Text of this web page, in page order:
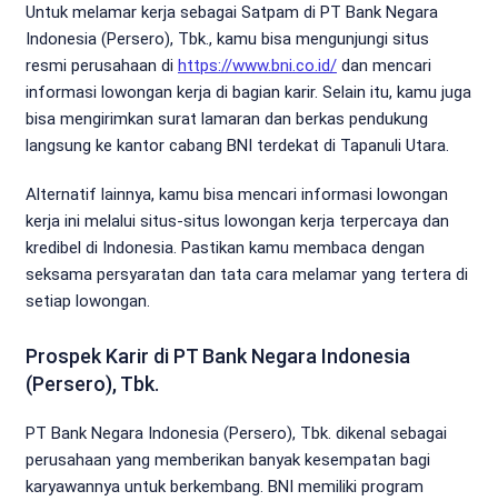
Untuk melamar kerja sebagai Satpam di PT Bank Negara
Indonesia (Persero), Tbk., kamu bisa mengunjungi situs
resmi perusahaan di https://www.bni.co.id/ dan mencari
informasi lowongan kerja di bagian karir. Selain itu, kamu juga
bisa mengirimkan surat lamaran dan berkas pendukung
langsung ke kantor cabang BNI terdekat di Tapanuli Utara.
Alternatif lainnya, kamu bisa mencari informasi lowongan
kerja ini melalui situs-situs lowongan kerja terpercaya dan
kredibel di Indonesia. Pastikan kamu membaca dengan
seksama persyaratan dan tata cara melamar yang tertera di
setiap lowongan.
Prospek Karir di PT Bank Negara Indonesia
(Persero), Tbk.
PT Bank Negara Indonesia (Persero), Tbk. dikenal sebagai
perusahaan yang memberikan banyak kesempatan bagi
karyawannya untuk berkembang. BNI memiliki program